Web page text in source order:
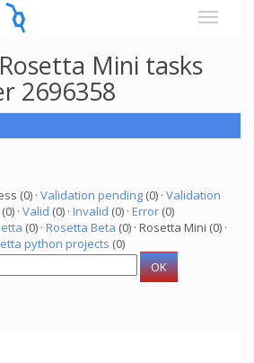
Mini tasks
2696358
(0) · Validation pending (0) · Validation
(0) · Valid (0) · Invalid (0) · Error (0)
(0) · Rosetta Beta (0) · Rosetta Mini (0) ·
python projects (0)